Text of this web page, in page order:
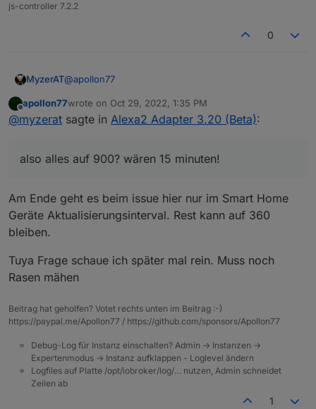
js-controller 7.2.2
0
MyzerAT@apollon77
also alles auf 900? wären 15 minuten!
ich an den datenpunkten, da diese zahlen für mich
hat sich bisher niemand gemeldet.
https://forum.iobroker.net/topic/59442/tuya-
sachen fehlerbehebung!
apollon77wrote on Oct 29, 2022, 1:35 PM
last edited by
@myzerat sagte in Alexa2 Adapter 3.20 (Beta):
also alles auf 900? wären 15 minuten!
Am Ende geht es beim issue hier nur im Smart Home
Geräte Aktualisierungsinterval. Rest kann auf 360
bleiben.
Tuya Frage schaue ich später mal rein. Muss noch
Rasen mähen
Beitrag hat geholfen? Votet rechts unten im Beitrag :-)
https://paypal.me/Apollon77 / https://github.com/sponsors/Apollon77
Debug-Log für Instanz einschalten? Admin -> Instanzen ->
Expertenmodus -> Instanz aufklappen - Loglevel ändern
Logfiles auf Platte /opt/iobroker/log/… nutzen, Admin schneidet
Zeilen ab
1